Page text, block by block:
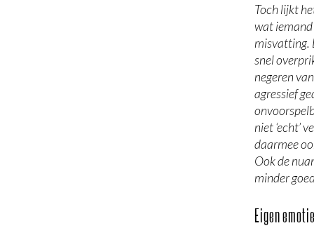
Toch lijkt
wat
misvatting.
snel
negeren
agressief
niet ‘echt’
daarmee
Ook de
minder
Eigen